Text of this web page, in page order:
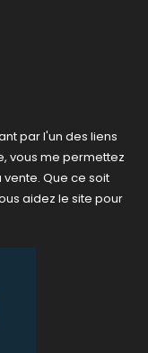
par l'un des liens
vous me permettez
Que ce soit
aidez le site pour